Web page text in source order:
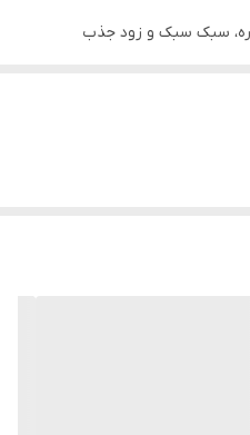
سبک سبک و زود جذب
میکنه